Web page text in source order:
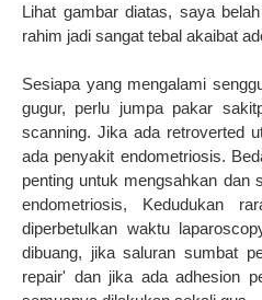
Lihat gambar diatas, saya
rahim jadi sangat tebal akaibat
Sesiapa yang mengalami
gugur, perlu jumpa pakar
scanning. Jika ada retroverted
ada penyakit endometriosis.
penting untuk mengsahkan dan
endometriosis, Kedudukan
diperbetulkan waktu
dibuang, jika saluran sumbat
repair' dan jika ada adhesion